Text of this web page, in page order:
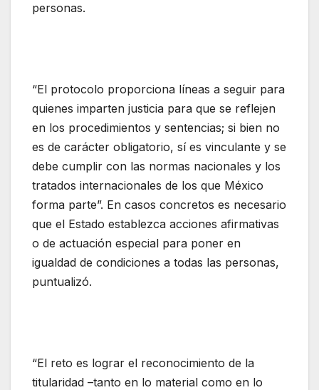
personas.
“El protocolo proporciona líneas a seguir para
quienes imparten justicia para que se reflejen
en los procedimientos y sentencias; si bien no
es de carácter obligatorio, sí es vinculante y se
debe cumplir con las normas nacionales y los
tratados internacionales de los que México
forma parte”. En casos concretos es necesario
que el Estado establezca acciones afirmativas
o de actuación especial para poner en
igualdad de condiciones a todas las personas,
puntualizó.
“El reto es lograr el reconocimiento de la
titularidad –tanto en lo material como en lo